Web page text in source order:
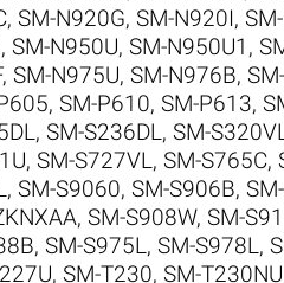
, SM-N920G, SM-N920I,
, SM-N950U, SM-N950U1 ,
, SM-N975U, SM-N976B,
, SM-P610, SM-P613,
, SM-S236DL, SM-
, SM-S727VL, SM-S765C,
, SM-S9060, SM-S906B,
, SM-S908W, SM-
, SM-S975L, SM-S978L,
, SM-T230, SM-T230NU